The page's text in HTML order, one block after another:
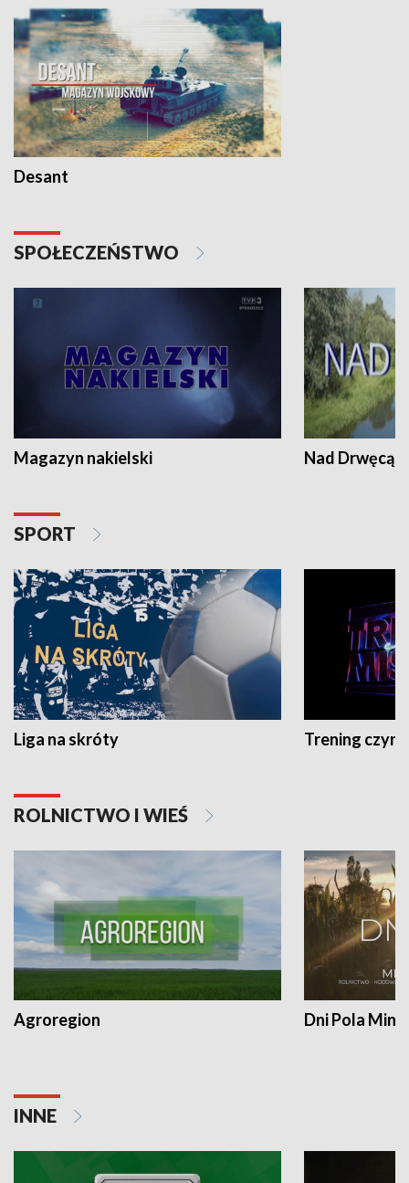
Desant
SPOŁECZEŃSTWO
Magazyn nakielski Nad Drwęcą
SPORT
Liga na skróty Trening czyni
ROLNICTWO I WIEŚ
Agroregion Dni Pola
INNE